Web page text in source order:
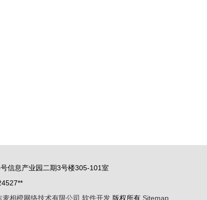
信息产业园二期3号楼305-101室
麦相橙网络技术有限公司 软件开发 版权所有 Sitemap